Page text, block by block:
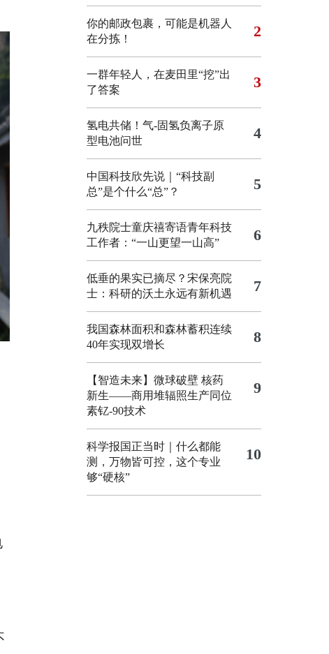
你的邮政包裹，可能是机器人
在分拣！
2
一群年轻人，在麦田里“挖”出
了答案
3
氢电共储！气-固氢负离子原
型电池问世
4
中国科技欣先说｜“科技副
总”是个什么“总”？
5
九秩院士童庆禧寄语青年科技
工作者：“一山更望一山高”
6
低垂的果实已摘尽？宋保亮院
士：科研的沃土永远有新机遇
7
我国森林面积和森林蓄积连续
40年实现双增长
8
【智造未来】微球破壁 核药
新生——商用堆辐照生产同位
素钇-90技术
9
科学报国正当时｜什么都能
测，万物皆可控，这个专业
够“硬核”
10